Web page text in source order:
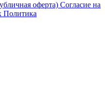
оферта) Согласие на
Политика